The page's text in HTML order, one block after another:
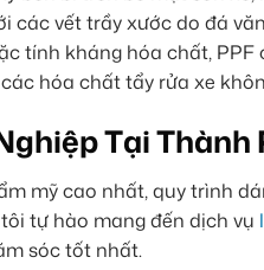
vết trầy xước do đá
tính kháng hóa chất,
hóa chất tẩy rửa xe
Tại
mỹ cao nhất, quy trình
tự hào mang đến dịch vụ
sóc tốt nhất.